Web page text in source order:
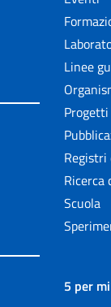
Linee
Progetti
Registri
Ricerca
Scuola
5 per